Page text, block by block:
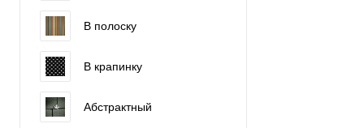
В полоску
В крапинку
Абстрактный